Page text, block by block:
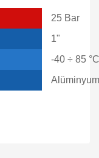
25 Bar
1"
-40 ÷ 85 °C
Alüminyum